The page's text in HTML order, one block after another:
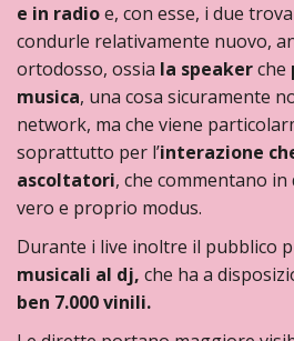
e in radioe, con esse, i due
condurle relativamente nuovo,
ortodosso, ossia la speakerche
musica, una cosa sicuramente
network, ma che viene
soprattutto per l’interazione
ascoltatori, che commentano
vero e proprio modus.
Durante i live inoltre il pubblico
musicali al dj, che ha a
ben 7.000 vinili.